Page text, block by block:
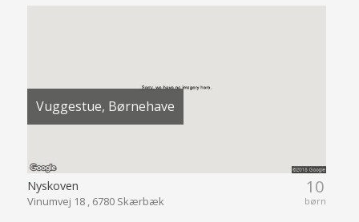
Vuggestue, Børnehave
10
børn
Nyskoven
Vinumvej 18 , 6780 Skærbæk